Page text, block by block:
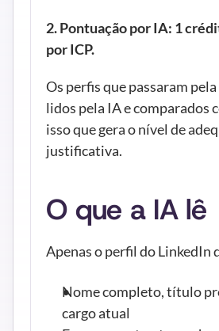
2. Pontuação por IA: 1
por ICP.
Os perfis que passaram
lidos pela IA e comparados
isso que gera o nível de
justificativa.
O que a IA lê
Apenas o perfil do LinkedIn
Nome completo, título
cargo atual